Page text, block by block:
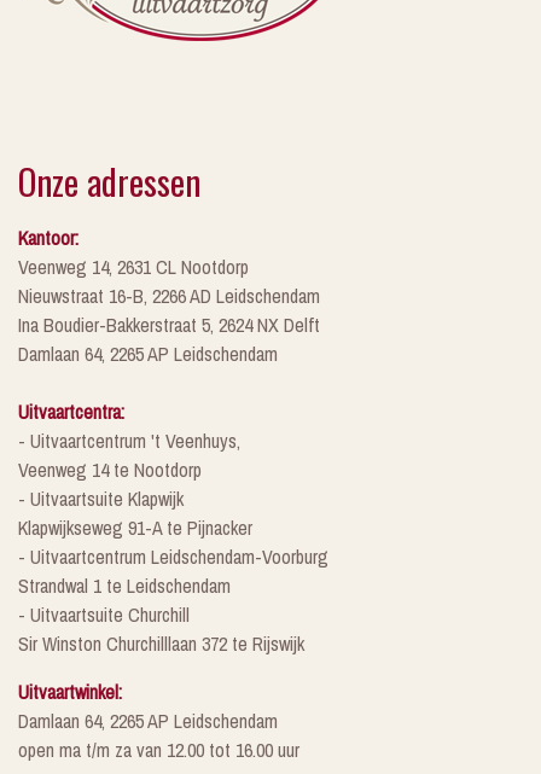
Onze adressen
Kantoor:
Veenweg 14, 2631 CL Nootdorp
Nieuwstraat 16-B, 2266 AD Leidschendam
Ina Boudier-Bakkerstraat 5, 2624 NX Delft
Damlaan 64, 2265 AP Leidschendam
Uitvaartcentra:
- Uitvaartcentrum 't Veenhuys,
Veenweg 14 te Nootdorp
- Uitvaartsuite Klapwijk
Klapwijkseweg 91-A te Pijnacker
- Uitvaartcentrum Leidschendam-Voorburg
Strandwal 1 te Leidschendam
- Uitvaartsuite Churchill
Sir Winston Churchilllaan 372 te Rijswijk
Uitvaartwinkel:
Damlaan 64, 2265 AP Leidschendam
open ma t/m za van 12.00 tot 16.00 uur